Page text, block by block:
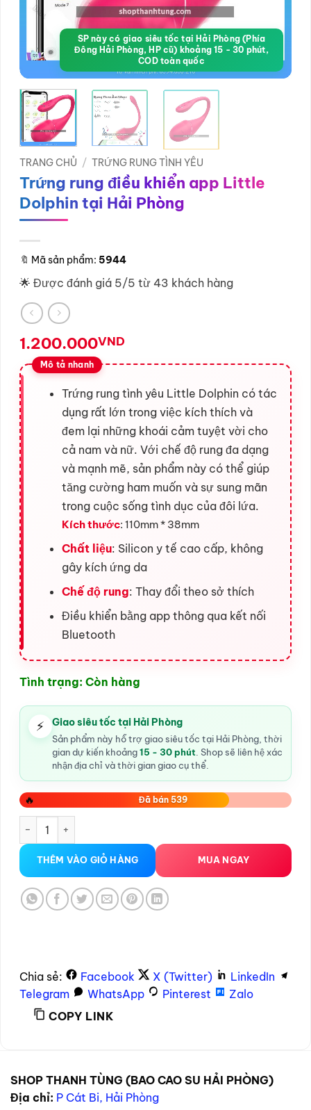
SP này có giao siêu tốc tại Hải Phòng (Phía
Đông Hải Phòng, HP cũ) khoảng 15 - 30 phút,
COD toàn quốc
TRANG CHỦ / TRỨNG RUNG TÌNH YÊU
Trứng rung điều khiển app Little
Dolphin tại Hải Phòng
🔖 Mã sản phẩm: 5944
🌟 Được đánh giá 5/5 từ 43 khách hàng
1.200.000VND
Trứng rung tình yêu Little Dolphin có tác
dụng rất lớn trong việc kích thích và
đem lại những khoái cảm tuyệt vời cho
cả nam và nữ. Với chế độ rung đa dạng
và mạnh mẽ, sản phẩm này có thể giúp
tăng cường ham muốn và sự sung mãn
trong cuộc sống tình dục của đôi lứa.
Kích thước: 110mm * 38mm
Chất liệu: Silicon y tế cao cấp, không
gây kích ứng da
Chế độ rung: Thay đổi theo sở thích
Điều khiển bằng app thông qua kết nối
Bluetooth
Tình trạng: Còn hàng
⚡ Giao siêu tốc tại Hải Phòng
Sản phẩm này hỗ trợ giao siêu tốc tại Hải Phòng, thời
gian dự kiến khoảng15 - 30 phút . Shop sẽ liên hệ xác
nhận địa chỉ và thời gian giao cụ thể.
🔥 Đã bán 539
Trứng rung điều khiển app Little Dolphin tại Hải Phòng số
THÊM VÀO GIỎ HÀNG MUA NGAY
Chia sẻ: Facebook X (Twitter)
LinkedIn
Telegram
WhatsApp Pinterest
Zalo
COPY LINK
SHOP THANH TÙNG (BAO CAO SU HẢI PHÒNG)
Địa chỉ: P Cát Bi, Hải Phòng